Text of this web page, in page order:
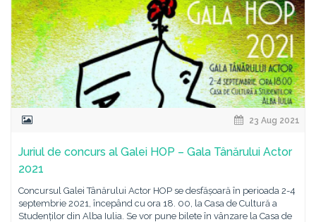
23 Aug 2021
Juriul de concurs al Galei HOP – Gala Tânărului Actor
2021
Concursul Galei Tânărului Actor HOP se desfășoară în perioada 2-4
septembrie 2021, începând cu ora 18. 00, la Casa de Cultură a
Studenților din Alba Iulia. Se vor pune bilete în vânzare la Casa de